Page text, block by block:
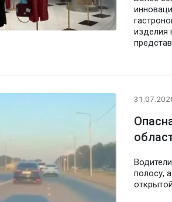
изделия
полосу,